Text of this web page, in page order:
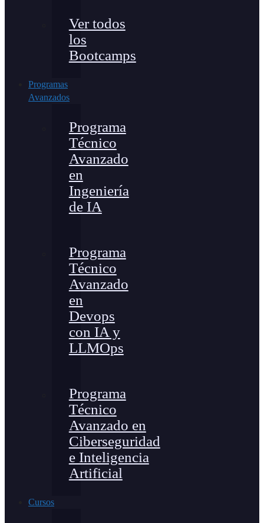
Ver todos
los
Bootcamps
Programas
Avanzados
Programa
Técnico
Avanzado
en
Ingeniería
de IA
Programa
Técnico
Avanzado
en
Devops
con IA y
LLMOps
Programa
Técnico
Avanzado en
Ciberseguridad
e Inteligencia
Artificial
Cursos